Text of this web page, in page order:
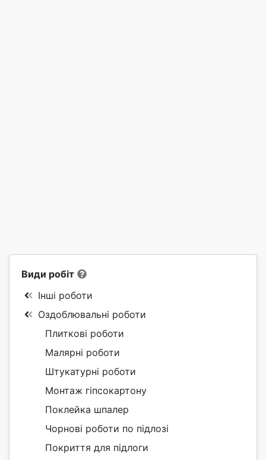
Види робіт
Інші роботи
Оздоблювальні роботи
Плиткові роботи
Малярні роботи
Штукатурні роботи
Монтаж гіпсокартону
Поклейка шпалер
Чорнові роботи по підлозі
Покриття для підлоги